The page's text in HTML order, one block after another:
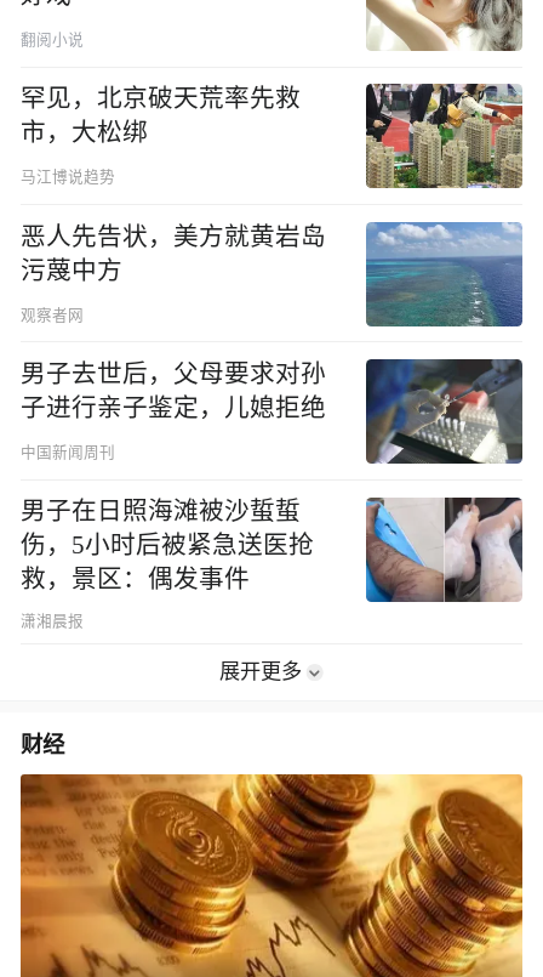
翻阅小说
罕见，北京破天荒率先救
市，大松绑
马江博说趋势
恶人先告状，美方就黄岩岛
污蔑中方
观察者网
男子去世后，父母要求对孙
子进行亲子鉴定，儿媳拒绝
中国新闻周刊
男子在日照海滩被沙蜇蜇
伤，5小时后被紧急送医抢
救，景区：偶发事件
潇湘晨报
展开更多
财经